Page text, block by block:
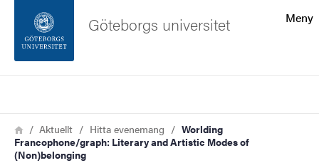
Sidfoten
Om webbplatsen
Meny
Göteborgs universitet
Länkstig
HemAktuellt Hitta evenemang
Worlding
Francophone/graph: Literary and Artistic Modes of
(Non)belonging